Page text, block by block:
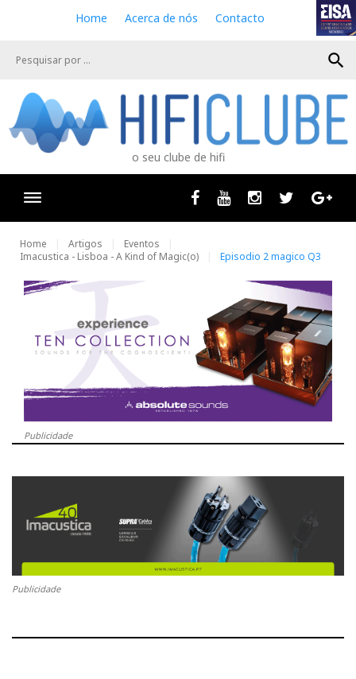
e
Home Acerca de nós Contacto
search
o seu clube de hifi
Facebook
Youtube InstagramTwitter
Home Artigos
Eventos
Imacustica - Lisboa - A Kind of Magic(o)
Episodio 2 magico Q3
Publicidade
Publicidade